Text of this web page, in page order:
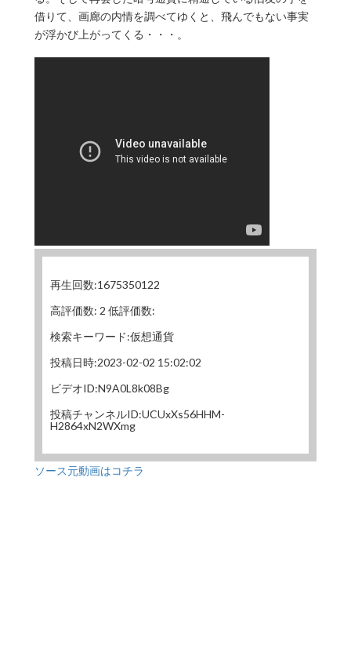
借りて、画廊の内情を調べてゆくと、飛んでもない事実
が浮かび上がってくる・・・。
再生回数:1675350122
高評価数: 2 低評価数:
検索キーワード:仮想通貨
投稿日時:2023-02-02 15:02:02
ビデオID:N9A0L8k08Bg
投稿チャンネルID:UCUxXs56HHM-
H2864xN2WXmg
ソース元動画はコチラ